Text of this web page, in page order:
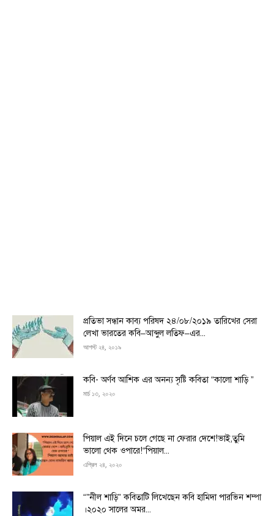
প্রতিভা সন্ধান কাব্য পরিষদ ২৪/০৮/২০১৯ তারিখের সেরা
লেখা ভারতের কবি–আব্দুল লতিফ–এর...
আগস্ট ২৪, ২০১৯
কবি- অর্ণব আশিক এর অনন্য সৃষ্টি কবিতা “কালো শাড়ি ”
মার্চ ১৩, ২০২০
পিয়াল এই দিনে চলে গেছে না ফেরার দেশে!ভাই,তুমি
ভালো থেক ওপারে!“পিয়াল...
এপ্রিল ২৪, ২০২০
“”নীল শাড়ি” কবিতাটি লিখেছেন কবি হামিদা পারভিন শম্পা
।২০২০ সালের অমর...